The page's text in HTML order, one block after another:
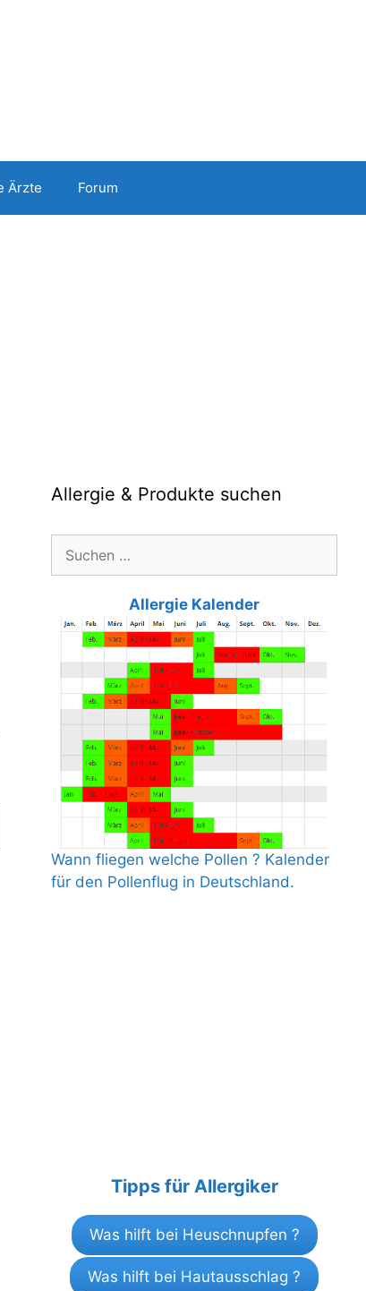
Ärzte Forum
Allergie & Produkte suchen
Allergie Kalender
Wann fliegen welche Pollen ? Kalender
für den Pollenflug in Deutschland.
Tipps für Allergiker
Was hilft bei Heuschnupfen ?
Was hilft bei Hautausschlag ?